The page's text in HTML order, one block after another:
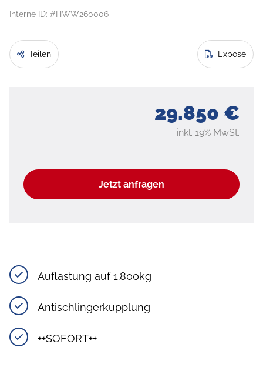
Interne ID: #HWW260006
Teilen Exposé
29.850 €
inkl. 19% MwSt.
Jetzt anfragen
Auflastung auf 1.800kg
Antischlingerkupplung
++SOFORT++